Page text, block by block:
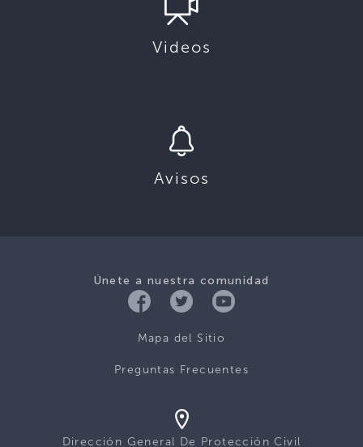
Videos
Avisos
Únete a nuestra comunidad
Mapa del Sitio
Preguntas Frecuentes
Dirección General De Protección Civil